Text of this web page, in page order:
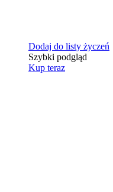
Dodaj do listy życzeń
Szybki podgląd
Kup teraz